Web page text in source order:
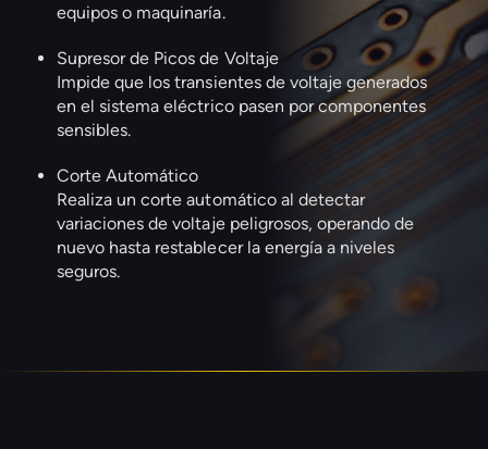
equipos o maquinaría.
Supresor de Picos de Voltaje
Impide que los transientes de voltaje generados
en el sistema eléctrico pasen por componentes
sensibles.
Corte Automático
Realiza un corte automático al detectar
variaciones de voltaje peligrosos, operando de
nuevo hasta restablecer la energía a niveles
seguros.